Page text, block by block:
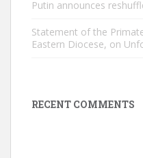
Putin announces
Statement of the
Eastern Diocese, on
RECENT COMMENTS